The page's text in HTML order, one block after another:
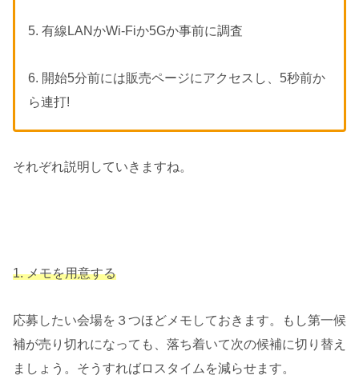
5. 有線LANかWi-Fiか5Gか事前に調査
6. 開始5分前には販売ページにアクセスし、5秒前か
ら連打!
それぞれ説明していきますね。
1. メモを用意する
応募したい会場を３つほどメモしておきます。もし第一候
補が売り切れになっても、落ち着いて次の候補に切り替え
ましょう。そうすればロスタイムを減らせます。